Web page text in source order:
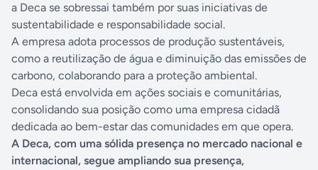
a Deca se sobressai também por suas iniciativas de
sustentabilidade e responsabilidade social.
A empresa adota processos de produção sustentáveis,
como a reutilização de água e diminuição das emissões de
carbono, colaborando para a proteção ambiental.
Deca está envolvida em ações sociais e comunitárias,
consolidando sua posição como uma empresa cidadã
dedicada ao bem-estar das comunidades em que opera.
A Deca, com uma sólida presença no mercado nacional e
internacional, segue ampliando sua presença,